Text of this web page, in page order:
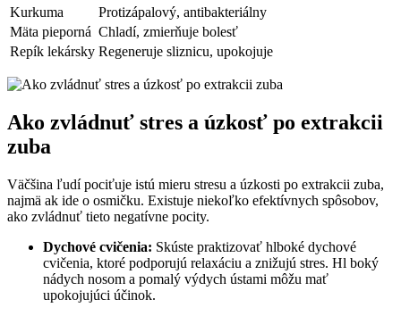
Kurkuma
Protizápalový, antibakteriálny
Mäta pieporná Chladí, zmierňuje bolesť
Repík lekársky Regeneruje sliznicu, upokojuje
Ako zvládnuť stres a úzkosť po extrakcii
zuba
Väčšina ľudí pociťuje istú mieru stresu a úzkosti po extrakcii zuba,
najmä ak ide o osmičku. Existuje niekoľko efektívnych spôsobov,
ako zvládnuť tieto negatívne pocity.
Dychové cvičenia: Skúste praktizovať hlboké dychové
cvičenia, ktoré podporujú relaxáciu a znižujú stres. Hl boký
nádych nosom a pomalý výdych ústami môžu mať
upokojujúci účinok.